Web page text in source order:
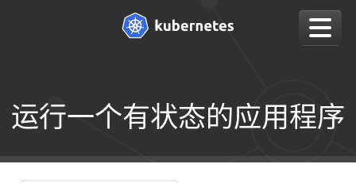
运行一个有状态的应用程序